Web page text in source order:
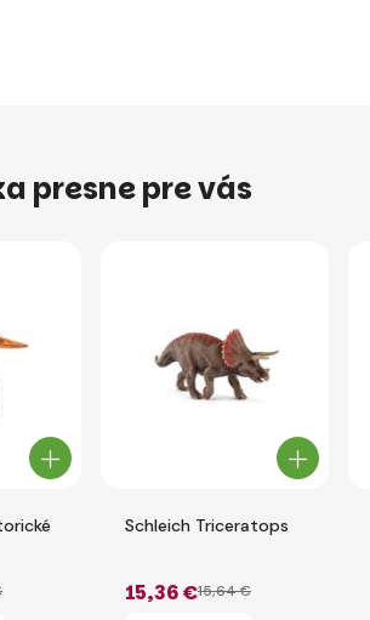
presne pre vás
Schleich Triceratops
15,36 €15,64 €